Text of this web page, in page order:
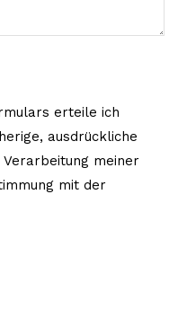
erteile ich
ausdrückliche
meiner
mit der